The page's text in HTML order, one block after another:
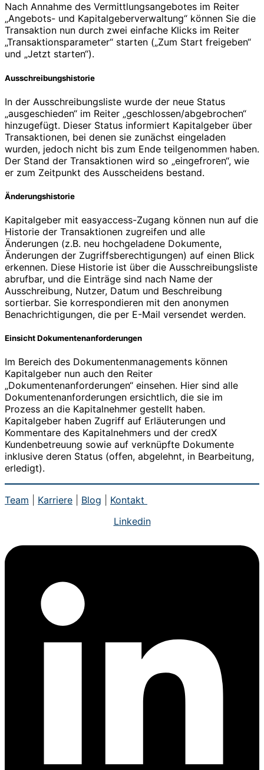
Nach Annahme des Vermittlungsangebotes im Reiter
„Angebots- und Kapitalgeberverwaltung“ können Sie die
Transaktion nun durch zwei einfache Klicks im Reiter
„Transaktionsparameter“ starten („Zum Start freigeben“
und „Jetzt starten“).
Ausschreibungshistorie
In der Ausschreibungsliste wurde der neue Status
„ausgeschieden“ im Reiter „geschlossen/abgebrochen“
hinzugefügt. Dieser Status informiert Kapitalgeber über
Transaktionen, bei denen sie zunächst eingeladen
wurden, jedoch nicht bis zum Ende teilgenommen haben.
Der Stand der Transaktionen wird so „eingefroren“, wie
er zum Zeitpunkt des Ausscheidens bestand.
Änderungshistorie
Kapitalgeber mit easyaccess-Zugang können nun auf die
Historie der Transaktionen zugreifen und alle
Änderungen (z.B. neu hochgeladene Dokumente,
Änderungen der Zugriffsberechtigungen) auf einen Blick
erkennen. Diese Historie ist über die Ausschreibungsliste
abrufbar, und die Einträge sind nach Name der
Ausschreibung, Nutzer, Datum und Beschreibung
sortierbar. Sie korrespondieren mit den anonymen
Benachrichtigungen, die per E-Mail versendet werden.
Einsicht Dokumentenanforderungen
Im Bereich des Dokumentenmanagements können
Kapitalgeber nun auch den Reiter
„Dokumentenanforderungen“ einsehen. Hier sind alle
Dokumentenanforderungen ersichtlich, die sie im
Prozess an die Kapitalnehmer gestellt haben.
Kapitalgeber haben Zugriff auf Erläuterungen und
Kommentare des Kapitalnehmers und der credX
Kundenbetreuung sowie auf verknüpfte Dokumente
inklusive deren Status (offen, abgelehnt, in Bearbeitung,
erledigt).
Team Karriere Blog
Kontakt
Linkedin